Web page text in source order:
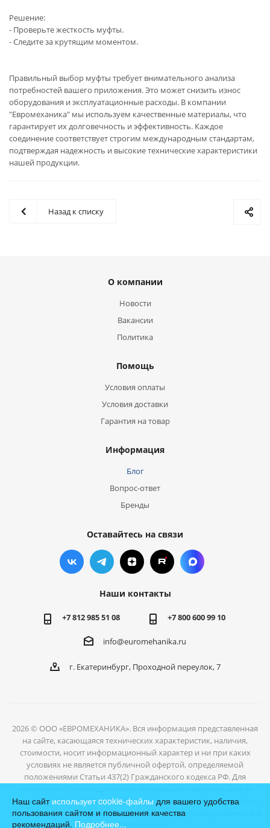
Решение:
- Проверьте жесткость муфты.
- Следите за крутящим моментом.
Правильный выбор муфты требует внимательного анализа
потребностей вашего приложения. Это может снизить износ
оборудования и эксплуатационные расходы. В компании
"Евромеханика" мы используем качественные материалы, что
гарантирует их долговечность и эффективность. Каждое
соединение соответствует строгим международным стандартам,
подтверждая надежность и высокие технические характеристики
нашей продукции.
Назад к списку
О компании
Новости
Вакансии
Политика
Помощь
Условия оплаты
Условия доставки
Гарантия на товар
Информация
Блог
Вопрос-ответ
Бренды
Оставайтесь на связи
Наши контакты
+7 812 985 51 08 +7 800 600 99 10
info@euromehanika.ru
г. Екатеринбург, Проходной переулок, 7
2026 © ООО «ЕВРОМЕХАНИКА». Вся информация представленная
на сайте, касающаяся технических характеристик, наличия,
стоимости, носит информационный характер и ни при каких
условиях не является публичной офертой, определяемой
положениями Статьи 437(2) Гражданского кодекса РФ. Для
условиях отгрузки товаров, обратитесь к нашим специалистам с
помощью формы обратной связи или по телефонам, указанным в
разделе Контакты.
Наш сайт использует cookie-файлы для вашего удобства
пользования сайтом и повышения качества
рекомендаций. Подробнее...